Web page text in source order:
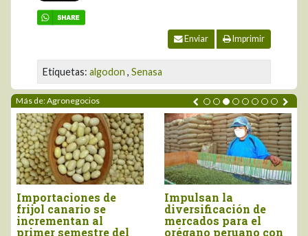
Enviar Imprimir
Etiquetas: algodon , Senasa
Más de: Agronegocios
Impulsan la
diversificación de
mercados para el
orégano peruano con
Perú importó vino por
más de US$ 16,4
millones, entre enero
y junio